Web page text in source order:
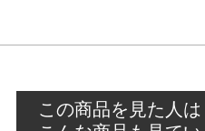
この商品を見た人は